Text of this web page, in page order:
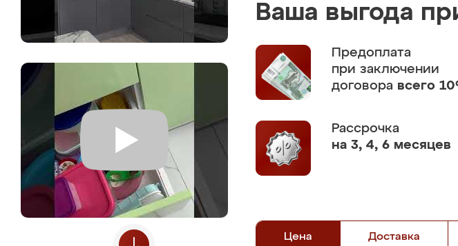
Ваша выгода
Предоплата
при заключении
договора всего
Рассрочка
на 3, 4, 6 месяцев
Цена Доставка